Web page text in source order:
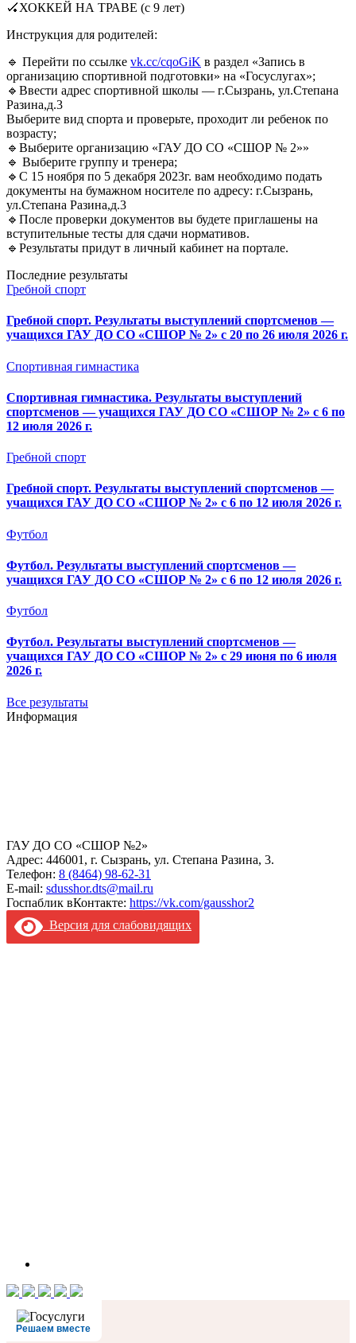
🏑ХОККЕЙ НА ТРАВЕ (с 9 лет)
Инструкция для родителей:
🔹 Перейти по ссылке vk.cc/cqoGiK в раздел «Запись в
организацию спортивной подготовки» на «Госуслугах»;
🔹Ввести адрес спортивной школы — г.Сызрань, ул.Степана
Разина,д.3
Выберите вид спорта и проверьте, проходит ли ребенок по
возрасту;
🔹Выберите организацию «ГАУ ДО СО «СШОР № 2»»
🔹 Выберите группу и тренера;
🔹С 15 ноября по 5 декабря 2023г. вам необходимо подать
документы на бумажном носителе по адресу: г.Сызрань,
ул.Степана Разина,д.3
🔹После проверки документов вы будете приглашены на
вступительные тесты для сдачи нормативов.
🔹Результаты придут в личный кабинет на портале.
Последние результаты
Гребной спорт
Гребной спорт. Результаты выступлений спортсменов —
учащихся ГАУ ДО СО «СШОР № 2» с 20 по 26 июля 2026 г.
Спортивная гимнастика
Спортивная гимнастика. Результаты выступлений
спортсменов — учащихся ГАУ ДО СО «СШОР № 2» с 6 по
12 июля 2026 г.
Гребной спорт
Гребной спорт. Результаты выступлений спортсменов —
учащихся ГАУ ДО СО «СШОР № 2» с 6 по 12 июля 2026 г.
Футбол
Футбол. Результаты выступлений спортсменов —
учащихся ГАУ ДО СО «СШОР № 2» с 6 по 12 июля 2026 г.
Футбол
Футбол. Результаты выступлений спортсменов —
учащихся ГАУ ДО СО «СШОР № 2» с 29 июня по 6 июля
2026 г.
Все результаты
Информация
ГАУ ДО СО «СШОР №2»
Адрес: 446001, г. Сызрань, ул. Степана Разина, 3.
Телефон: 8 (8464) 98-62-31
E-mail: sdusshor.dts@mail.ru
Госпаблик вКонтакте: https://vk.com/gausshor2
Версия для слабовидящих
Решаем вместе